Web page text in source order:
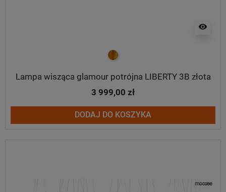
visibility
złoty
Lampa wisząca glamour potrójna LIBERTY 3B złota
3 999,00 zł
DODAJ DO KOSZYKA